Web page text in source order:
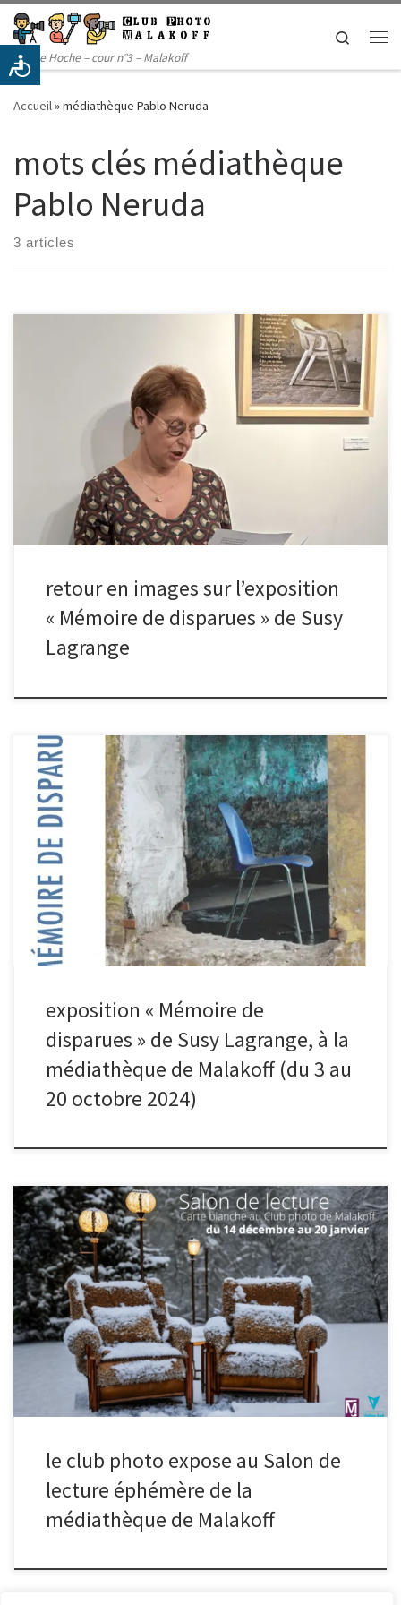
Passer au contenu
14 rue Hoche – cour n°3 – Malakoff
Search
Accueil»médiathèque Pablo Neruda
mots clés médiathèque
Pablo Neruda
3 articles
Jeudi 3 octobre dernier, avait lieu le vernissage de l’exposition de
Susy Lagrange « Mémoire de disparues » à la médiathèque Pablo
Neruda de Malakoff. Celle-ci est visible jusqu’au dimanche 20
octobre. Retour en images :
retour en images sur l’exposition
« Mémoire de disparues » de Susy
Lagrange
Plus d’infos :
exposition « Mémoire de
disparues » de Susy Lagrange, à la
médiathèque de Malakoff (du 3 au
20 octobre 2024)
Du 14 décembre au 20 janvier, la salle de conférence de la
médiathèque se transforme en salon de lecture éphémère à
l’atmosphère accueillante où s’installer confortablement et
bouquiner à son aise à l’écart de l’agitation du monde. Entre
plantes vertes et lumières feutrées, installez-vous
confortablement. Une sélection de livres adultes et jeunesse en
consultation libre est proposée sur place. Entre chaque lecture,
prenez également le temps de découvrir sur les murs, les clichés
du club photo à qui la médiathèque a donné carte blanche.
quelques images de l’accrochage
le club photo expose au Salon de
lecture éphémère de la
médiathèque de Malakoff